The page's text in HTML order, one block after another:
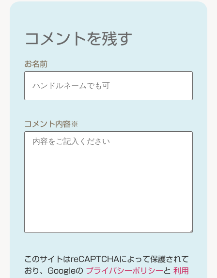
コメントを残す
お名前
コメント内容※
このサイトはreCAPTCHAによって保護されて
おり、Googleの プライバシーポリシーと 利用